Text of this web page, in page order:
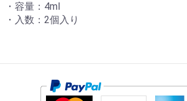
・容量：4ml
・入数：2個入り